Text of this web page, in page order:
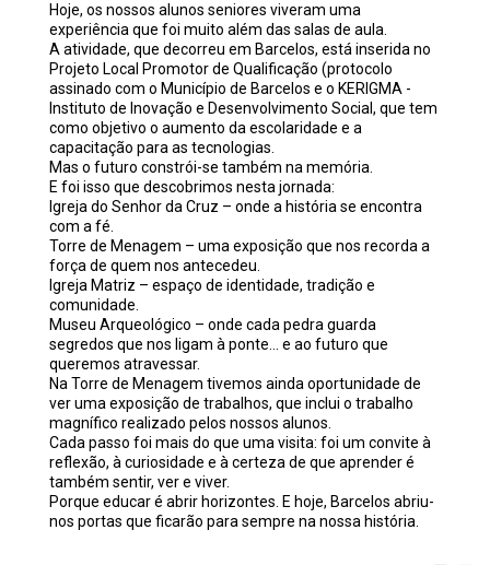
Hoje, os nossos alunos seniores viveram uma
experiência que foi muito além das salas de aula.
A atividade, que decorreu em Barcelos, está inserida no
Projeto Local Promotor de Qualificação (protocolo
assinado com o Município de Barcelos e o KERIGMA -
Instituto de Inovação e Desenvolvimento Social, que tem
como objetivo o aumento da escolaridade e a
capacitação para as tecnologias.
Mas o futuro constrói-se também na memória.
E foi isso que descobrimos nesta jornada:
Igreja do Senhor da Cruz – onde a história se encontra
com a fé.
Torre de Menagem – uma exposição que nos recorda a
força de quem nos antecedeu.
Igreja Matriz – espaço de identidade, tradição e
comunidade.
Museu Arqueológico – onde cada pedra guarda
segredos que nos ligam à ponte… e ao futuro que
queremos atravessar.
Na Torre de Menagem tivemos ainda oportunidade de
ver uma exposição de trabalhos, que inclui o trabalho
magnífico realizado pelos nossos alunos.
Cada passo foi mais do que uma visita: foi um convite à
reflexão, à curiosidade e à certeza de que aprender é
também sentir, ver e viver.
Porque educar é abrir horizontes. E hoje, Barcelos abriu-
nos portas que ficarão para sempre na nossa história.